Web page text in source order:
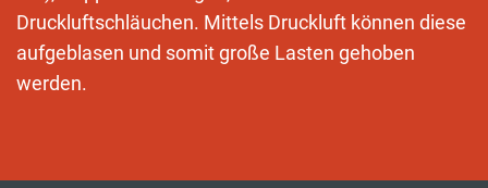
Druckluftschläuchen. Mittels Druckluft können diese
aufgeblasen und somit große Lasten gehoben
werden.